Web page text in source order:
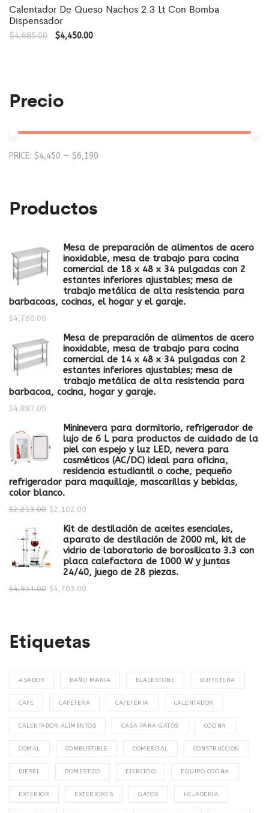
Calentador De Queso Nachos 2.3 Lt Con Bomba
Dispensador
$4,685.00 $4,450.00
Precio
PRICE: $4,450 — $6,190
Productos
Mesa de preparación de alimentos de acero
inoxidable, mesa de trabajo para cocina
comercial de 18 x 48 x 34 pulgadas con 2
estantes inferiores ajustables; mesa de
trabajo metálica de alta resistencia para
barbacoas, cocinas, el hogar y el garaje.
$4,760.00
Mesa de preparación de alimentos de acero
inoxidable, mesa de trabajo para cocina
comercial de 14 x 48 x 34 pulgadas con 2
estantes inferiores ajustables; mesa de
trabajo metálica de alta resistencia para
barbacoa, cocina, hogar y garaje.
$4,887.00
Mininevera para dormitorio, refrigerador de
lujo de 6 L para productos de cuidado de la
piel con espejo y luz LED, nevera para
cosméticos (AC/DC) ideal para oficina,
residencia estudiantil o coche, pequeño
refrigerador para maquillaje, mascarillas y bebidas,
color blanco.
$2,213.00 $2,102.00
Kit de destilación de aceites esenciales,
aparato de destilación de 2000 ml, kit de
vidrio de laboratorio de borosilicato 3.3 con
placa calefactora de 1000 W y juntas
24/40, juego de 28 piezas.
$4,951.00 $4,703.00
Etiquetas
ASADOR BAÑO MARIA BLACKSTONE BUFFETERA
CAFE CAFETERA CAFETERIA CALENTADOR
CALENTADOR ALIMENTOS CASA PARA GATOS COCINA
COMAL COMBUSTIBLE COMERCIAL CONSTRUCCION
DIESEL DOMESTICO EJERCICIO EQUIPO COCINA
EXTERIOR EXTERIORES GATOS HELADERIA